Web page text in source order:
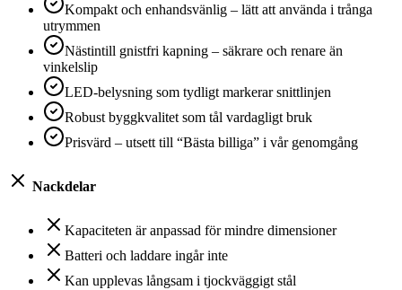
Kompakt och enhandsvänlig – lätt att använda i trånga
utrymmen
Nästintill gnistfri kapning – säkrare och renare än
vinkelslip
LED-belysning som tydligt markerar snittlinjen
Robust byggkvalitet som tål vardagligt bruk
Prisvärd – utsett till “Bästa billiga” i vår genomgång
Nackdelar
Kapaciteten är anpassad för mindre dimensioner
Batteri och laddare ingår inte
Kan upplevas långsam i tjockväggigt stål